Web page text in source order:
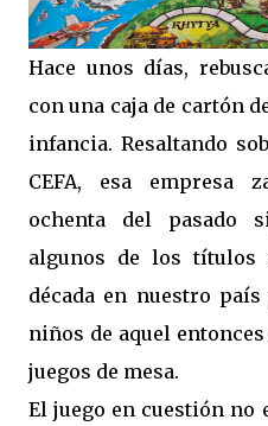
Hace unos días,
con una caja de cartón
infancia. Resaltando
CEFA, esa empresa
ochenta del pasado
algunos de los títulos
década en nuestro
niños de aquel
juegos de mesa.
El juego en cuestión no